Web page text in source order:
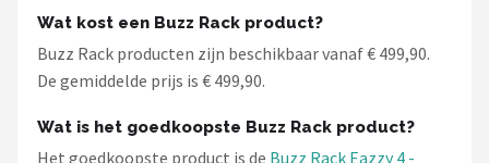
Wat kost een Buzz Rack product?
Buzz Rack producten zijn beschikbaar vanaf € 499,90.
De gemiddelde prijs is € 499,90.
Wat is het goedkoopste Buzz Rack product?
Het goedkoopste product is de Buzz Rack Eazzy 4 -